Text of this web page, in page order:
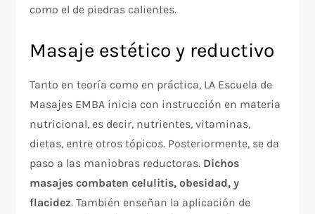
como el de piedras calientes.
Masaje estético y reductivo
Tanto en teoría como en práctica, LA Escuela de
Masajes EMBA inicia con instrucción en materia
nutricional, es decir, nutrientes, vitaminas,
dietas, entre otros tópicos. Posteriormente, se da
paso a las maniobras reductoras. Dichos
masajes combaten celulitis, obesidad, y
flacidez. También enseñan la aplicación de